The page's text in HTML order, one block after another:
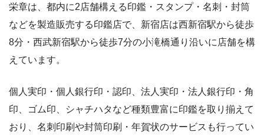
栄章は、都内に2店舗構える印鑑・スタンプ・名刺・封筒
などを製造販売する印鑑店で、新宿店は西新宿駅から徒歩
8分・西武新宿駅から徒歩7分の小滝橋通り沿いに店舗を構
えています。
個人実印・個人銀行印・認印、法人実印・法人銀行印・角
印、ゴム印、シャチハタなど種類豊富に印鑑を取り揃えて
おり、名刺印刷や封筒印刷・年賀状のサービスも行ってい